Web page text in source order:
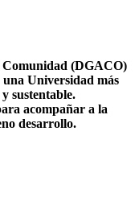
Comunidad (DGACO)
Universidad más
sustentable.
acompañar a la
desarrollo.